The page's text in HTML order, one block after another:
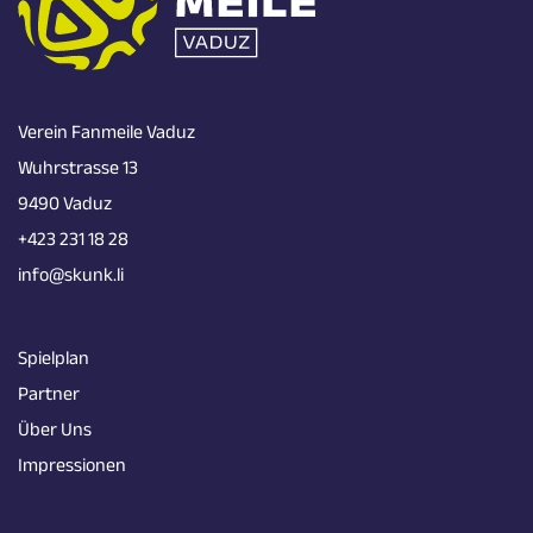
Verein Fanmeile Vaduz
Wuhrstrasse 13
9490 Vaduz
+423 231 18 28
info@skunk.li
Spielplan
Partner
Über Uns
Impressionen